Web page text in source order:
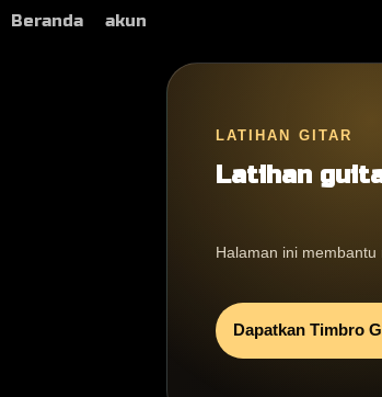
Beranda akun
LATIHAN GITAR
Latihan
Halaman ini
Dapatkan Timbro